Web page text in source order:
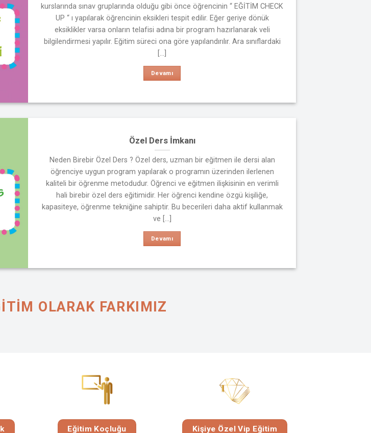
kurslarında sınav gruplarında olduğu gibi önce öğrencinin “ EĞİTİM CHECK
UP “ ı yapılarak öğrencinin eksikleri tespit edilir. Eğer geriye dönük
eksiklikler varsa onların telafisi adına bir program hazırlanarak veli
bilgilendirmesi yapılır. Eğitim süreci ona göre yapılandırılır. Ara sınıflardaki
[...]
Devamı
Özel Ders İmkanı
Neden Birebir Özel Ders ? Özel ders, uzman bir eğitmen ile dersi alan
öğrenciye uygun program yapılarak o programın üzerinden ilerlenen
kaliteli bir öğrenme metodudur. Öğrenci ve eğitmen ilişkisinin en verimli
hali birebir özel ders eğitimidir. Her öğrenci kendine özgü kişiliğe,
kapasiteye, öğrenme tekniğine sahiptir. Bu becerileri daha aktif kullanmak
ve [...]
Devamı
OLARAK FARKIMIZ
Eğitim Koçluğu Kişiye Özel Vip Eğitim